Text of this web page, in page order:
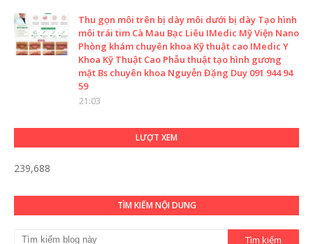
Thu gọn môi trên bị dày môi dưới bị dày Tạo hình
môi trái tim Cà Mau Bạc Liêu IMedic Mỹ Viện Nano
Phòng khám chuyên khoa Kỹ thuật cao IMedic Y
Khoa Kỹ Thuật Cao Phẫu thuật tạo hình gương
mặt Bs chuyên khoa Nguyễn Đặng Duy 091 944 94
59
21:03
LƯỢT XEM
239,688
TÌM KIẾM NỘI DUNG